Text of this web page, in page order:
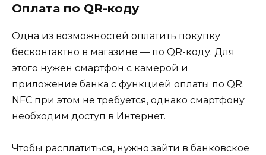
Оплата по QR-коду
Одна из возможностей оплатить покупку
бесконтактно в магазине — по QR-коду. Для
этого нужен смартфон с камерой и
приложение банка с функцией оплаты по QR.
NFC при этом не требуется, однако смартфону
необходим доступ в Интернет.
Чтобы расплатиться, нужно зайти в банковское